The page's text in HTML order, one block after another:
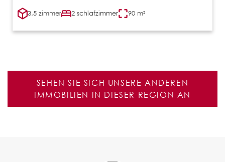
3.5 zimmer 2 schlafzimmer 90 m²
SEHEN SIE SICH UNSERE ANDEREN
IMMOBILIEN IN DIESER REGION AN